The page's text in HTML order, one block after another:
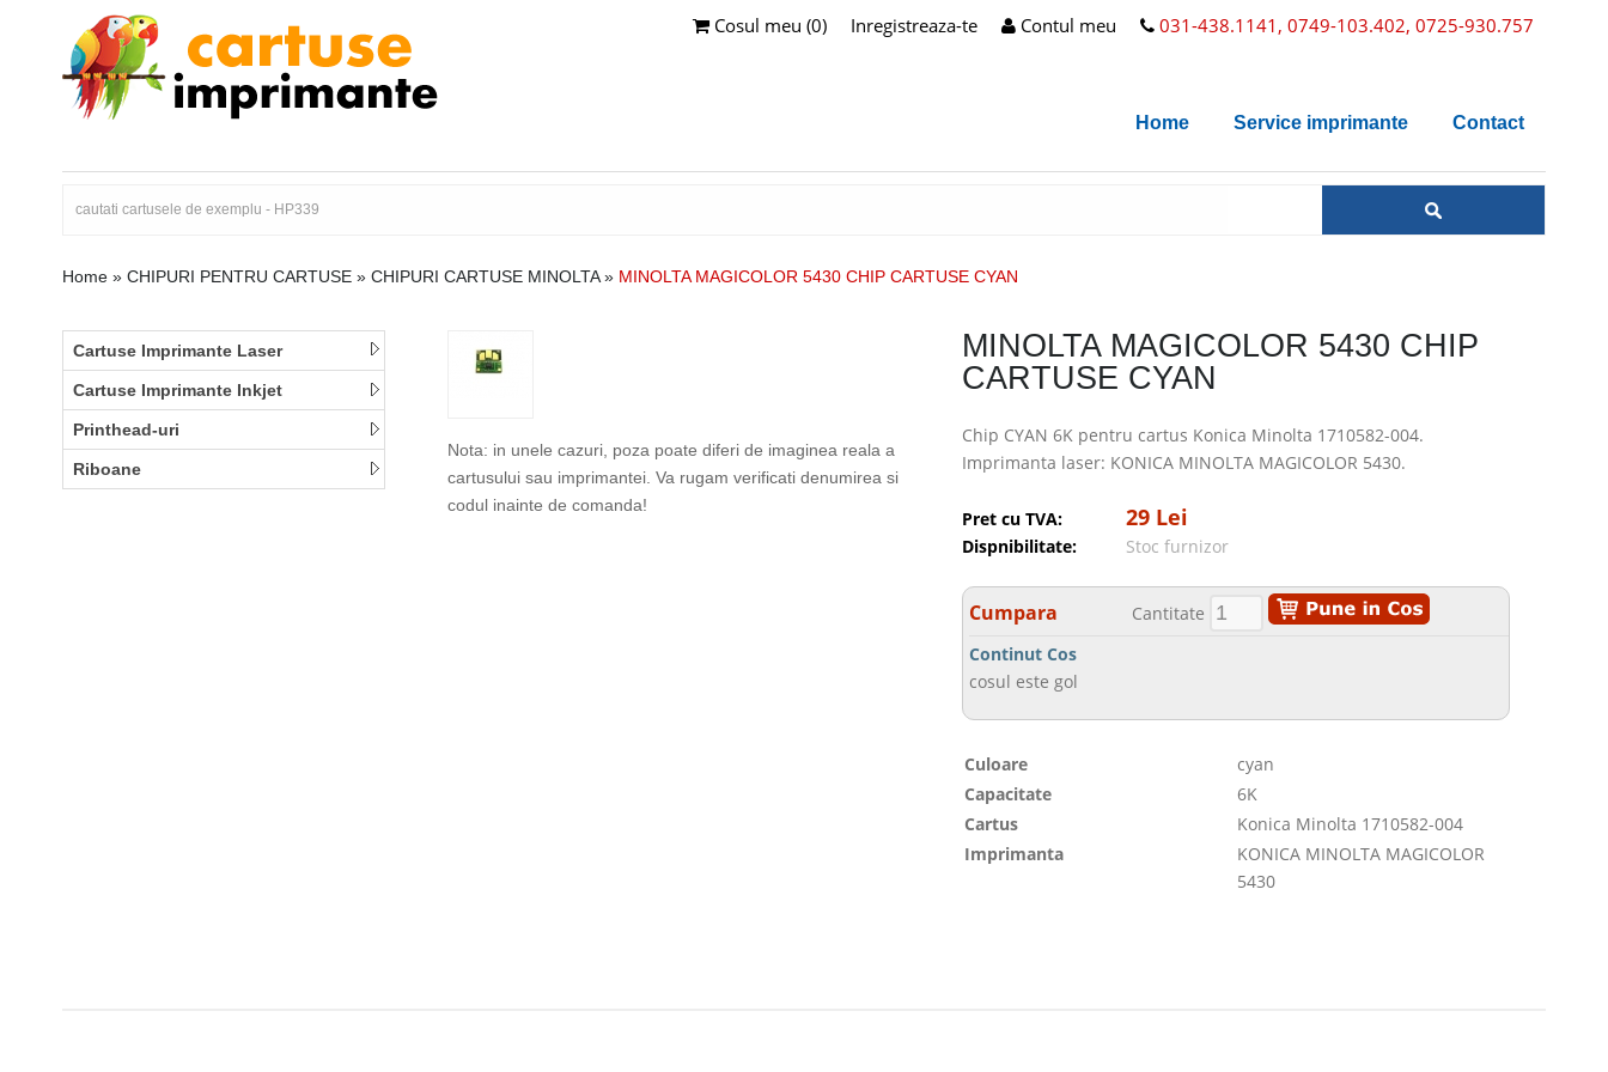
031-438.1141, 0749-103.402, 0725-930.757
Contul meu
Inregistreaza-te
Cosul meu (0)
Home Service imprimante Contact
Home » CHIPURI PENTRU CARTUSE » CHIPURI CARTUSE MINOLTA» MINOLTA MAGICOLOR 5430 CHIP CARTUSE CYAN
Cartuse Imprimante Laser
Cartuse Imprimante Inkjet
Printhead-uri
Riboane
Nota: in unele cazuri, poza poate diferi de imaginea reala a
cartusului sau imprimantei. Va rugam verificati denumirea si
codul inainte de comanda!
MINOLTA MAGICOLOR 5430 CHIP
CARTUSE CYAN
Chip CYAN 6K pentru cartus Konica Minolta 1710582-004.
Imprimanta laser: KONICA MINOLTA MAGICOLOR 5430.
Pret cu TVA: 29 Lei
Dispnibilitate: Stoc furnizor
Cumpara
Cantitate
Continut Cos
cosul este gol
Culoare
cyan
Capacitate
6K
Cartus
Konica Minolta 1710582-004
Imprimanta
KONICA MINOLTA MAGICOLOR
5430